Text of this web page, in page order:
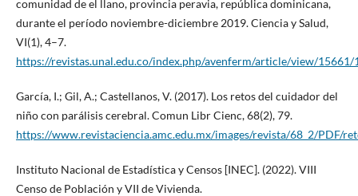
comunidad de el llano, provincia peravia, república dominicana,
durante el período noviembre-diciembre 2019. Ciencia y Salud,
VI(1), 4–7.
https://revistas.unal.edu.co/index.php/avenferm/article/view/15661/
García, I.; Gil, A.; Castellanos, V. (2017). Los retos del cuidador del
niño con parálisis cerebral. Comun Libr Cienc, 68(2), 79.
https://www.revistaciencia.amc.edu.mx/images/revista/68_2/PDF/
Instituto Nacional de Estadística y Censos [INEC]. (2022). VIII
Censo de Población y VII de Vivienda.